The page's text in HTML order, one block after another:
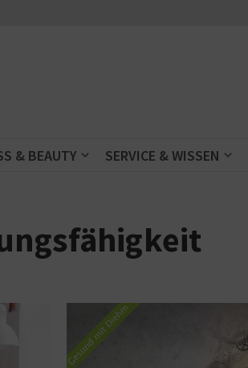
& BEAUTY SERVICE & WISSEN